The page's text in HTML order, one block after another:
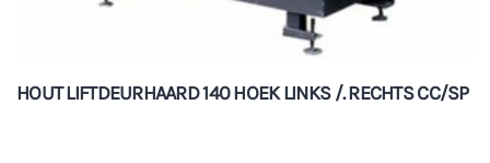
HOUT LIFTDEURHAARD 140 HOEK LINKS /. RECHTS CC/SP